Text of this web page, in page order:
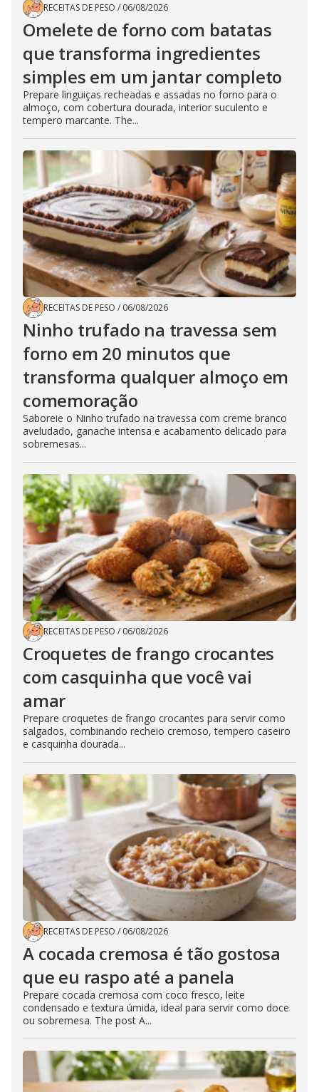
RECEITAS DE PESO / 06/08/2026
Omelete de forno com batatas
que transforma ingredientes
simples em um jantar completo
Prepare linguiças recheadas e assadas no forno para o
almoço, com cobertura dourada, interior suculento e
tempero marcante. The...
RECEITAS DE PESO / 06/08/2026
Ninho trufado na travessa sem
forno em 20 minutos que
transforma qualquer almoço em
comemoração
Saboreie o Ninho trufado na travessa com creme branco
aveludado, ganache intensa e acabamento delicado para
sobremesas...
RECEITAS DE PESO / 06/08/2026
Croquetes de frango crocantes
com casquinha que você vai
amar
Prepare croquetes de frango crocantes para servir como
salgados, combinando recheio cremoso, tempero caseiro
e casquinha dourada...
RECEITAS DE PESO / 06/08/2026
A cocada cremosa é tão gostosa
que eu raspo até a panela
Prepare cocada cremosa com coco fresco, leite
condensado e textura úmida, ideal para servir como doce
ou sobremesa. The post A...